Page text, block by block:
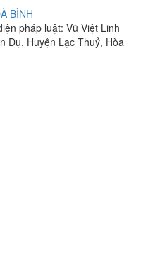
BÌNH
pháp luật: Vũ Việt Linh
Dụ, Huyện Lạc Thuỷ, Hòa